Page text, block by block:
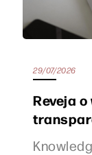
29/07/2026
Reveja